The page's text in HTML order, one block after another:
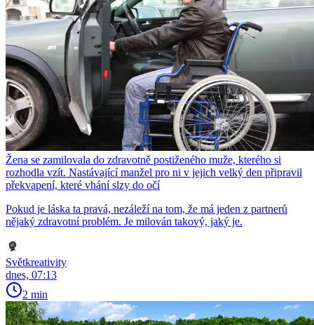
Žena se zamilovala do zdravotně postiženého muže, kterého si
rozhodla vzít. Nastávající manžel pro ni v jejich velký den připravil
překvapení, které vhání slzy do očí
Pokud je láska ta pravá, nezáleží na tom, že má jeden z partnerů
nějaký zdravotní problém. Je milován takový, jaký je.
Světkreativity
dnes, 07:13
2 min